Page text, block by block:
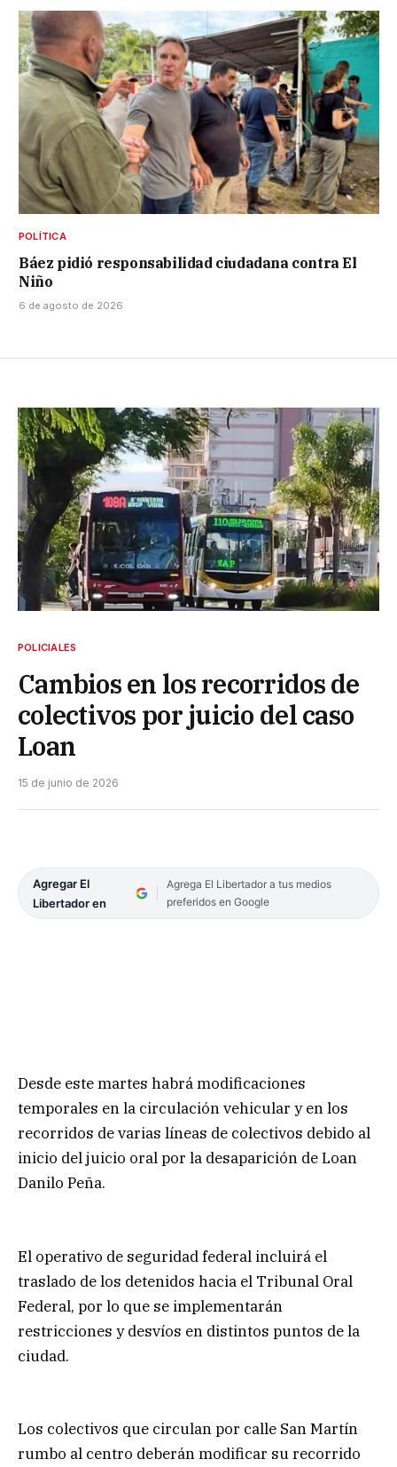
POLÍTICA
Báez pidió responsabilidad ciudadana contra El
Niño
6 de agosto de 2026
POLICIALES
Cambios en los recorridos de
colectivos por juicio del caso
Loan
15 de junio de 2026
Agregar El
Libertador en
Agrega El Libertador a tus medios
preferidos en Google
Desde este martes habrá modificaciones
temporales en la circulación vehicular y en los
recorridos de varias líneas de colectivos debido al
inicio del juicio oral por la desaparición de Loan
Danilo Peña.
El operativo de seguridad federal incluirá el
traslado de los detenidos hacia el Tribunal Oral
Federal, por lo que se implementarán
restricciones y desvíos en distintos puntos de la
ciudad.
Los colectivos que circulan por calle San Martín
rumbo al centro deberán modificar su recorrido